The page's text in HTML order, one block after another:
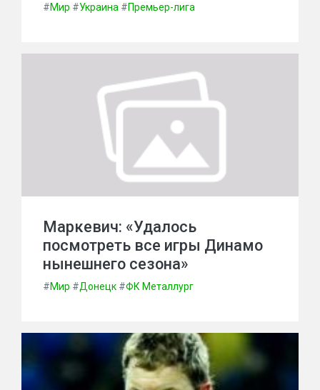
#Мир #Украина #Премьер-лига
Маркевич: «Удалось
посмотреть все игры Динамо
нынешнего сезона»
#Мир #Донецк #ФК Металлург